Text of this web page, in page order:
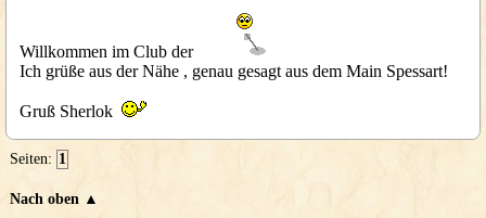
Willkommen im Club der
Ich grüße aus der Nähe , genau gesagt aus dem Main Spessart!
Gruß Sherlok
Seiten: 1
Nach oben ▲